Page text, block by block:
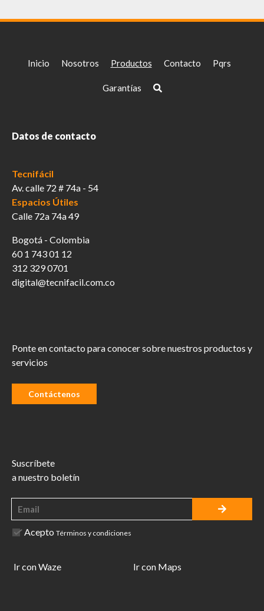
Inicio Nosotros Productos Contacto Pqrs
Garantías
Datos de contacto
Tecnifácil
Av. calle 72 # 74a - 54
Espacios Útiles
Calle 72a 74a 49
Bogotá - Colombia
60 1 743 01 12
312 329 0701
digital@tecnifacil.com.co
Ponte en contacto para conocer sobre nuestros productos y
servicios
Contáctenos
Suscríbete
a nuestro boletín
Acepto Términos y condiciones
Ir con Waze Ir con Maps